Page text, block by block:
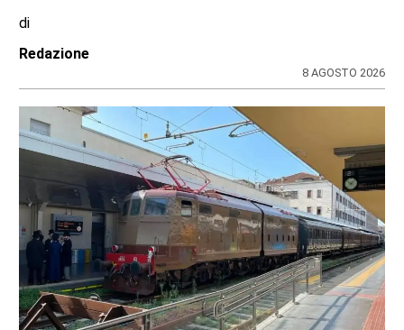
di
Redazione
8 AGOSTO 2026